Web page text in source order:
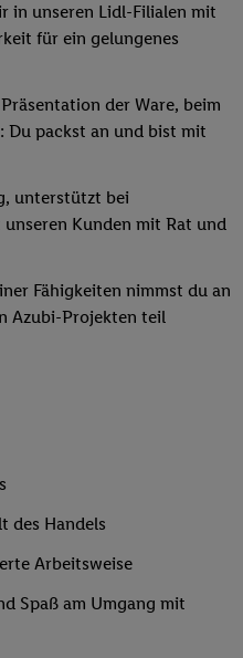
in unseren Lidl-Filialen mit
für ein gelungenes
der Ware, beim
Du packst an und bist mit
unterstützt bei
Kunden mit Rat und
Fähigkeiten nimmst du an
Azubi-Projekten teil
des Handels
Arbeitsweise
Spaß am Umgang mit